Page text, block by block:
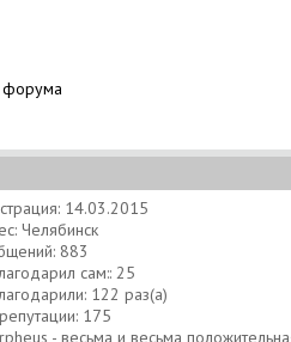
14.03.2015
Челябинск
883
сам:: 25
122 раз(а)
175